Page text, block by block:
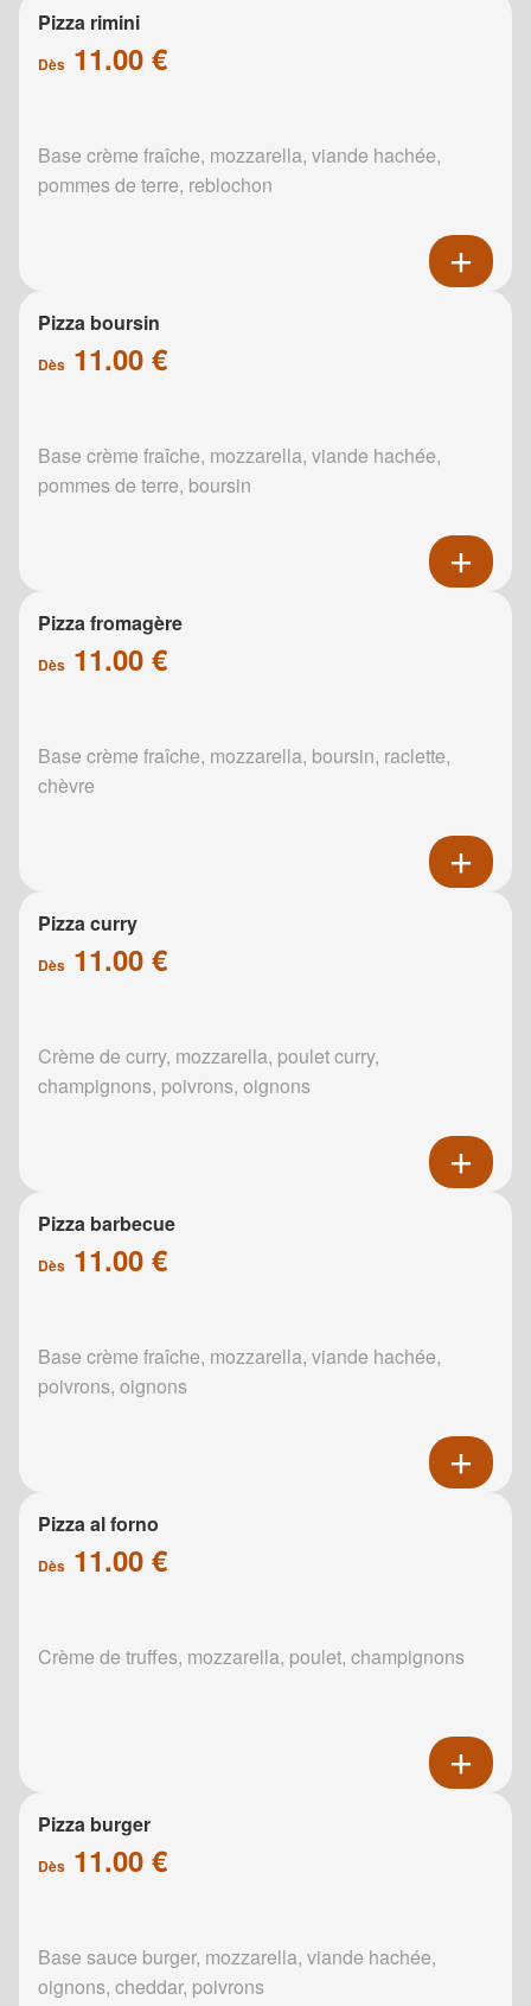
Pizza rimini
Dès 11.00 €
Base crème fraîche, mozzarella, viande hachée,
pommes de terre, reblochon
Pizza boursin
Dès 11.00 €
Base crème fraîche, mozzarella, viande hachée,
pommes de terre, boursin
Pizza fromagère
Dès 11.00 €
Base crème fraîche, mozzarella, boursin, raclette,
chèvre
Pizza curry
Dès 11.00 €
Crème de curry, mozzarella, poulet curry,
champignons, poivrons, oignons
Pizza barbecue
Dès 11.00 €
Base crème fraîche, mozzarella, viande hachée,
poivrons, oignons
Pizza al forno
Dès 11.00 €
Crème de truffes, mozzarella, poulet, champignons
Pizza burger
Dès 11.00 €
Base sauce burger, mozzarella, viande hachée,
oignons, cheddar, poivrons